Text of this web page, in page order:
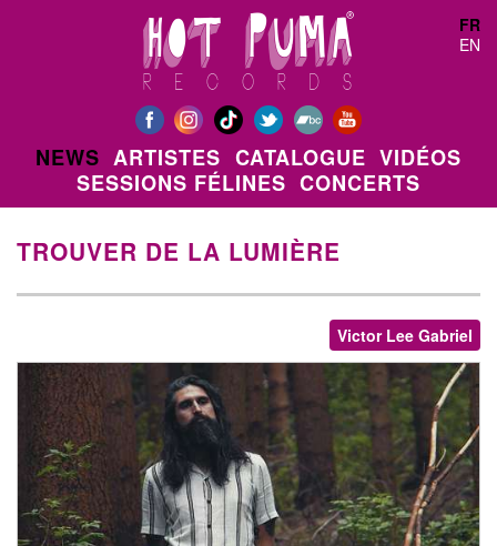
FR
EN
NEWS ARTISTES CATALOGUE VIDÉOS
SESSIONS FÉLINES CONCERTS
TROUVER DE LA LUMIÈRE
Victor Lee Gabriel